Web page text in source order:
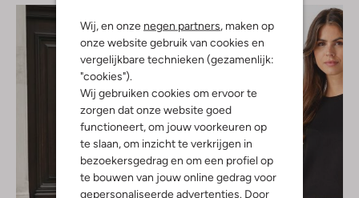
Wij, en onze negen partners , maken op
onze website gebruik van cookies en
vergelijkbare technieken (gezamenlijk:
"cookies").
Wij gebruiken cookies om ervoor te
zorgen dat onze website goed
functioneert, om jouw voorkeuren op
te slaan, om inzicht te verkrijgen in
bezoekersgedrag en om een profiel op
te bouwen van jouw online gedrag voor
gepersonaliseerde advertenties. Door